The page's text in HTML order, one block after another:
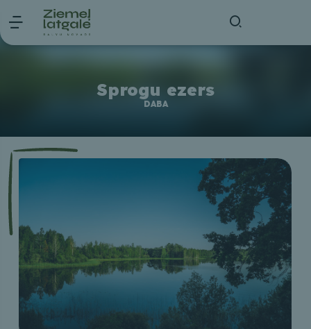
Sprogu ezers
DABA